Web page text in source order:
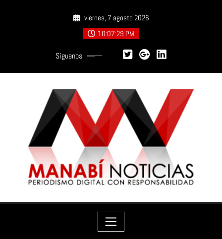
viernes, 7 agosto 2026
10:07:30 PM
Síguenos